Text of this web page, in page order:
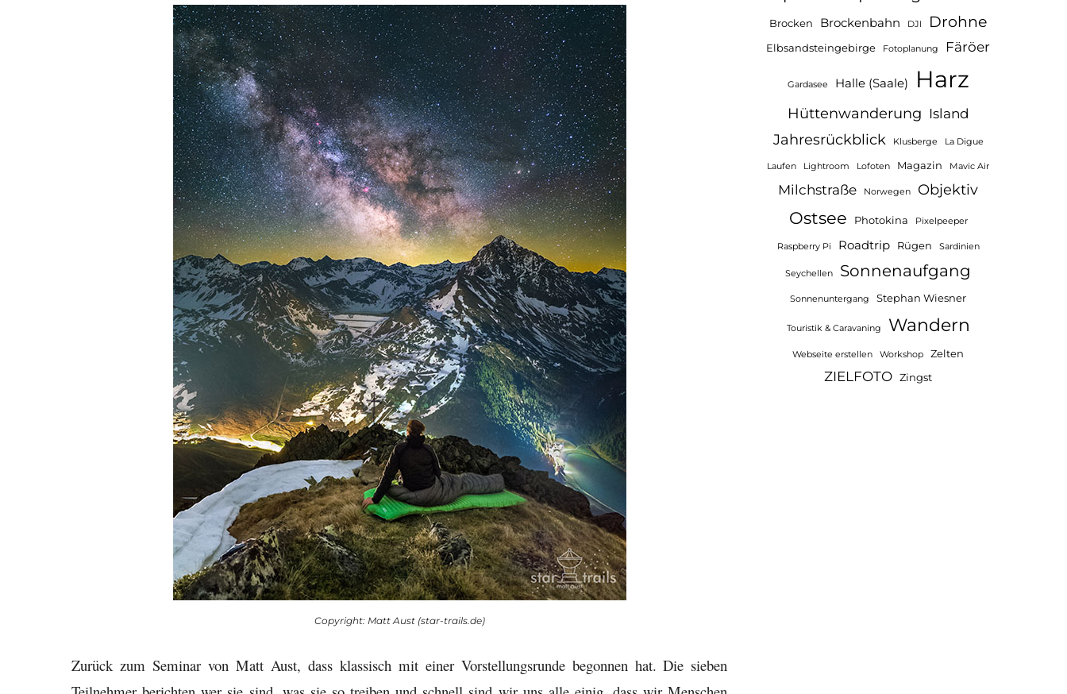
Copyright: Matt Aust (star-trails.de)
Zurück zum Seminar von Matt Aust, dass klassisch mit einer Vorstellungsrunde begonnen hat. Die sieben
Brocken Brockenbahn DJI Drohne
Elbsandsteingebirge Fotoplanung Färöer
Gardasee Halle (Saale) Harz
Hüttenwanderung Island
Jahresrückblick Klusberge La Digue
Laufen Lightroom Lofoten Magazin Mavic Air
Milchstraße Norwegen Objektiv
Ostsee Photokina Pixelpeeper
Raspberry Pi Roadtrip Rügen Sardinien
Seychellen Sonnenaufgang
Sonnenuntergang Stephan Wiesner
Touristik & Caravaning Wandern
Webseite erstellen Workshop Zelten
ZIELFOTO Zingst